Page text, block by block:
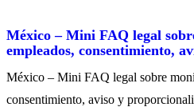
México – Mini FAQ legal
empleados, consentimiento,
México – Mini FAQ legal sobre
consentimiento, aviso y